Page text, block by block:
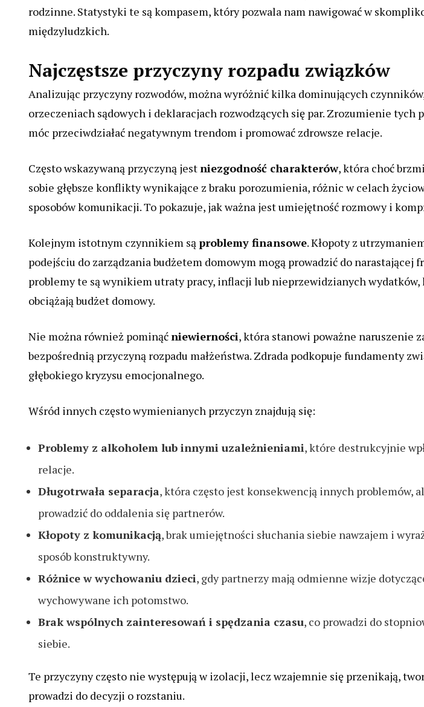
rodzinne. Statystyki te są kompasem, który pozwala nam nawigować w
międzyludzkich.
Najczęstsze przyczyny rozpadu związków
Analizując przyczyny rozwodów, można wyróżnić kilka dominujących
orzeczeniach sądowych i deklaracjach rozwodzących się par. Zrozumienie tych
móc przeciwdziałać negatywnym trendom i promować zdrowsze relacje.
Często wskazywaną przyczyną jestniezgodność charakterów, która choć
sobie głębsze konflikty wynikające z braku porozumienia, różnic w celach
sposobów komunikacji. To pokazuje, jak ważna jest umiejętność rozmowy i
Kolejnym istotnym czynnikiem sąproblemy finansowe. Kłopoty z
podejściu do zarządzania budżetem domowym mogą prowadzić do narastającej
problemy te są wynikiem utraty pracy, inflacji lub nieprzewidzianych
obciążają budżet domowy.
Nie można również pominąćniewierności, która stanowi poważne naruszenie
bezpośrednią przyczyną rozpadu małżeństwa. Zdrada podkopuje fundamenty
głębokiego kryzysu emocjonalnego.
Wśród innych często wymienianych przyczyn znajdują się:
Problemy z alkoholem lub innymi uzależnieniami, które destrukcyjnie
relacje.
Długotrwała separacja, która często jest konsekwencją innych problemów,
prowadzić do oddalenia się partnerów.
Kłopoty z komunikacją, brak umiejętności słuchania siebie nawzajem i
sposób konstruktywny.
Różnice w wychowaniu dzieci, gdy partnerzy mają odmienne wizje
wychowywane ich potomstwo.
Brak wspólnych zainteresowań i spędzania czasu, co prowadzi do
siebie.
Te przyczyny często nie występują w izolacji, lecz wzajemnie się przenikają,
prowadzi do decyzji o rozstaniu.